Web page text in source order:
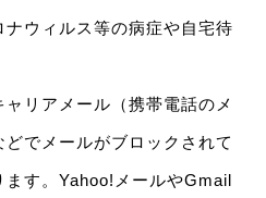
ウィルス等の病症や自宅待
ャリアメール（携帯電話のメ
でメールがブロックされて
ます。Yahoo!メールやGmail